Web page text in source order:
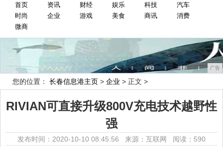
首页 资讯 财经 娱乐 科技
汽车
时尚
企业 游戏 美食 商讯
消费
微商
广告
您的位置： 长春信息港主页 > 企业 > 正文 >
RIVIAN可直接升级800V充电技术越野性
强
发布时间：2020-10-10 08:45:56 来源：互联网 阅读：590